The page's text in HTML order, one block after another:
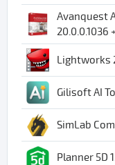
Avanquest
20.0.0.1036
Lightworks
Gilisoft AI
SimLab
Planner 5D